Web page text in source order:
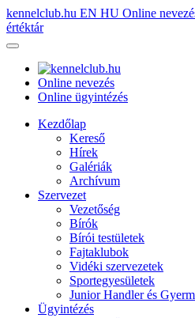
kennelclub.hu EN HU Online
értéktár
Online nevezés
Online ügyintézés
Kezdőlap
Kereső
Hírek
Galériák
Archívum
Szervezet
Vezetőség
Bírók
Bírói testületek
Fajtaklubok
Vidéki szervezetek
Sportegyesületek
Junior Handler és
Ügyintézés